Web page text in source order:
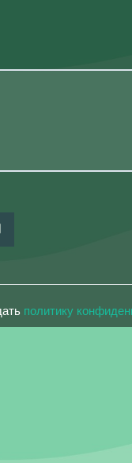
политику